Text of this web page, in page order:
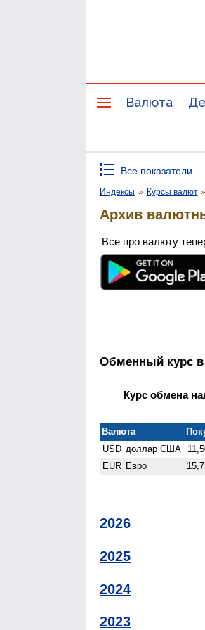
Валюта
Все показатели
Индексы » Курсы валют »
Архив
Все про валюту
Обменный курс в
Курс обмена
Валюта
USD доллар США
EUR Евро
2026
2025
2024
2023